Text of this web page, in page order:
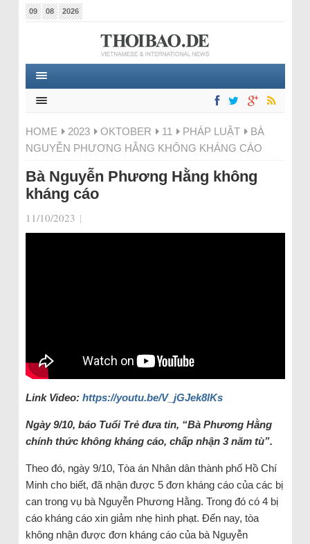
09 08 2026
HOME 2023 OKTOBER 11 PHÁP LUẬT
BÀ
NGUYỄN PHƯƠNG HẰNG KHÔNG KHÁNG CÁO
Bà Nguyễn Phương Hằng không
kháng cáo
11/10/2023 |
Link Video: https://youtu.be/V_jGJek8lKs
Ngày 9/10, báo Tuổi Trẻ đưa tin, “Bà Phương Hằng
chính thức không kháng cáo, chấp nhận 3 năm tù”.
Theo đó, ngày 9/10, Tòa án Nhân dân thành phố Hồ Chí
Minh cho biết, đã nhận được 5 đơn kháng cáo của các bị
can trong vụ bà Nguyễn Phương Hằng. Trong đó có 4 bị
cáo kháng cáo xin giảm nhẹ hình phạt. Đến nay, tòa
không nhận được đơn kháng cáo của bà Nguyễn